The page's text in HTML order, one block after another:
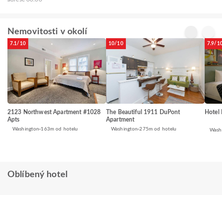
Nemovitosti v okolí
7.1/10
2123 Northwest Apartment #1028
Apts
Washington 163m od hotelu
10/10
The Beautiful 1911 DuPont
Apartment
Washington 275m od hotelu
7.9/
Hotel
Oblíbený hotel